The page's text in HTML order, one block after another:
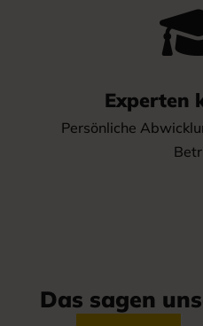
Experten
Persönliche
Das sagen